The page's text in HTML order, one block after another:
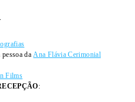
pessoa daAna Flávia Cerimonial
Films
: